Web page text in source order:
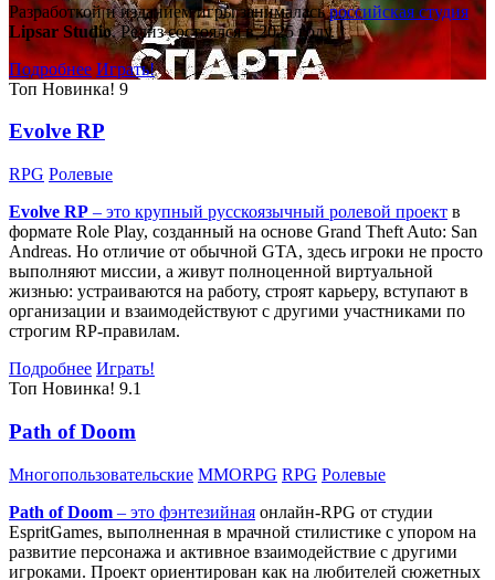
Разработкой и изданием игры занималасьроссийская студия
Lipsar Studio. Релиз состоялся в 2025 году.
Подробнее Играть!
Топ Новинка! 9
Evolve RP
RPG Ролевые
Evolve RP – это крупный русскоязычный ролевой проект в
формате Role Play, созданный на основе Grand Theft Auto: San
Andreas. Но отличие от обычной GTA, здесь игроки не просто
выполняют миссии, а живут полноценной виртуальной
жизнью: устраиваются на работу, строят карьеру, вступают в
организации и взаимодействуют с другими участниками по
строгим RP-правилам.
Подробнее Играть!
Топ Новинка! 9.1
Path of Doom
Многопользовательские MMORPG RPG Ролевые
Path of Doom – это фэнтезийная онлайн-RPG от студии
EspritGames, выполненная в мрачной стилистике с упором на
развитие персонажа и активное взаимодействие с другими
игроками. Проект ориентирован как на любителей сюжетных